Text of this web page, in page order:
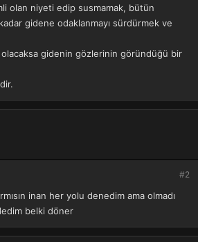
olan niyeti edip susmamak, bütün
gidene odaklanmayı sürdürmek ve
olacaksa gidenin gözlerinin göründüğü bir
#2
inan her yolu denedim ama olmadı
belki döner